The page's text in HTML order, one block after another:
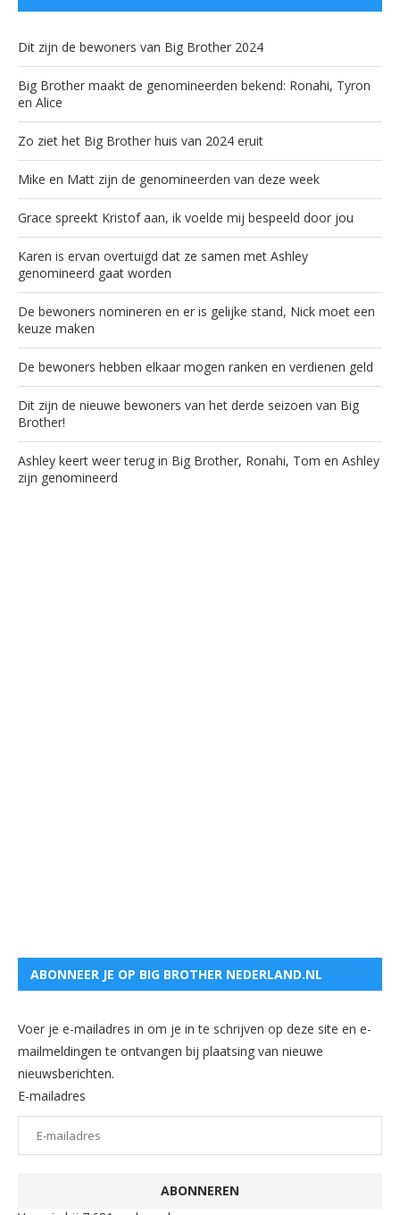
Dit zijn de bewoners van Big Brother 2024
Big Brother maakt de genomineerden bekend: Ronahi, Tyron
en Alice
Zo ziet het Big Brother huis van 2024 eruit
Mike en Matt zijn de genomineerden van deze week
Grace spreekt Kristof aan, ik voelde mij bespeeld door jou
Karen is ervan overtuigd dat ze samen met Ashley
genomineerd gaat worden
De bewoners nomineren en er is gelijke stand, Nick moet een
keuze maken
De bewoners hebben elkaar mogen ranken en verdienen geld
Dit zijn de nieuwe bewoners van het derde seizoen van Big
Brother!
Ashley keert weer terug in Big Brother, Ronahi, Tom en Ashley
zijn genomineerd
ABONNEER JE OP BIG BROTHER NEDERLAND.NL
Voer je e-mailadres in om je in te schrijven op deze site en e-
mailmeldingen te ontvangen bij plaatsing van nieuwe
nieuwsberichten.
E-mailadres
ABONNEREN